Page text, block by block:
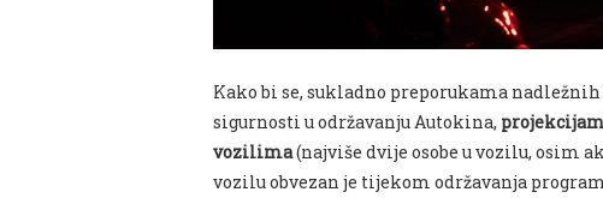
Kako bi se, sukladno preporukama
sigurnosti u održavanju Autokina,
vozilima(najviše dvije osobe u vozilu, osim
vozilu obvezan je tijekom održavanja